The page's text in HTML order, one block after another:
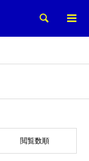
検索
閲覧数順